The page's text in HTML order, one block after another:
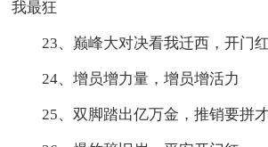
我最狂
23、巅峰大对决看我迁西，开门
24、增员增力量，增员增活力
25、双脚踏出亿万金，推销要拼